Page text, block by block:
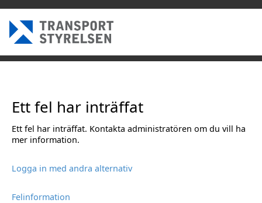
Ett fel har inträffat
Ett fel har inträffat. Kontakta administratören om du vill ha
mer information.
Logga in med andra alternativ
Felinformation